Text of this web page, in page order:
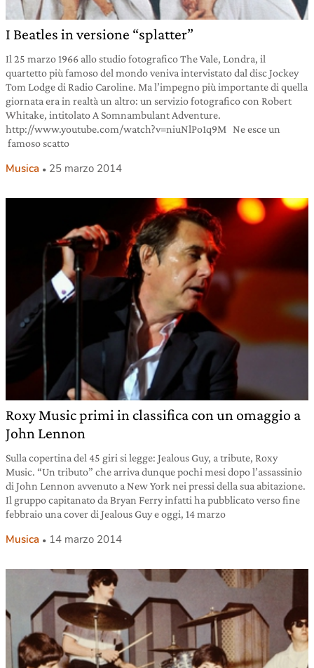
I Beatles in versione “splatter”
Il 25 marzo 1966 allo studio fotografico The Vale, Londra, il
quartetto più famoso del mondo veniva intervistato dal disc Jockey
Tom Lodge di Radio Caroline. Ma l’impegno più importante di quella
giornata era in realtà un altro: un servizio fotografico con Robert
Whitake, intitolato A Somnambulant Adventure.
http://www.youtube.com/watch?v=niuNlPo1q9M Ne esce un
famoso scatto
Musica 25 marzo 2014
Roxy Music primi in classifica con un omaggio a
John Lennon
Sulla copertina del 45 giri si legge: Jealous Guy, a tribute, Roxy
Music. “Un tributo” che arriva dunque pochi mesi dopo l’assassinio
di John Lennon avvenuto a New York nei pressi della sua abitazione.
Il gruppo capitanato da Bryan Ferry infatti ha pubblicato verso fine
febbraio una cover di Jealous Guy e oggi, 14 marzo
Musica 14 marzo 2014